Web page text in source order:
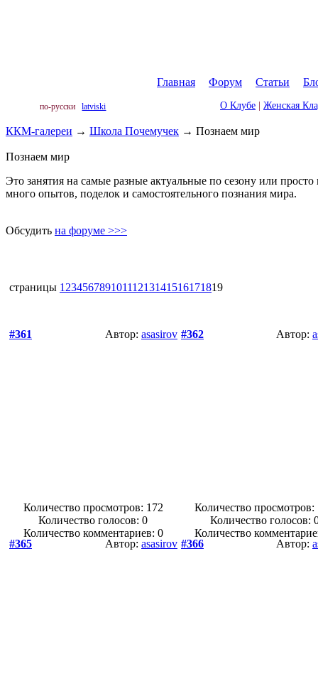
Главная Форум Статьи
по-русски latviski О Клубе Женская
ККМ-галереи → Школа Почемучек → Познаем мир
Познаем мир
Это занятия на самые разные актуальные по сезону или
много опытов, поделок и самостоятельного познания мира.
Обсудить на форуме >>>
страницы 1 2345678910111213141516171819
#361 Автор: asasirov
Количество просмотров: 172
Количество голосов:0
Количество комментариев: 0
#362 Автор:
Количество просмотров:
Количество голосов:
Количество
#365
Автор: asasirov #366 Автор: